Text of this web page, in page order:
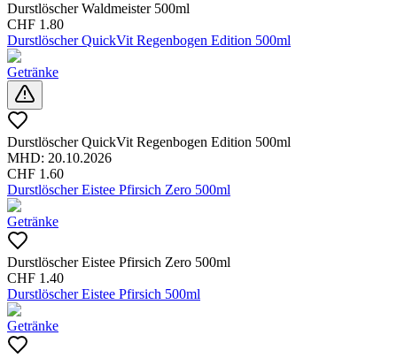
Durstlöscher Waldmeister 500ml
CHF 1.80
Durstlöscher QuickVit Regenbogen Edition 500ml
Getränke
Durstlöscher QuickVit Regenbogen Edition 500ml
MHD: 20.10.2026
CHF 1.60
Durstlöscher Eistee Pfirsich Zero 500ml
Getränke
Durstlöscher Eistee Pfirsich Zero 500ml
CHF 1.40
Durstlöscher Eistee Pfirsich 500ml
Getränke